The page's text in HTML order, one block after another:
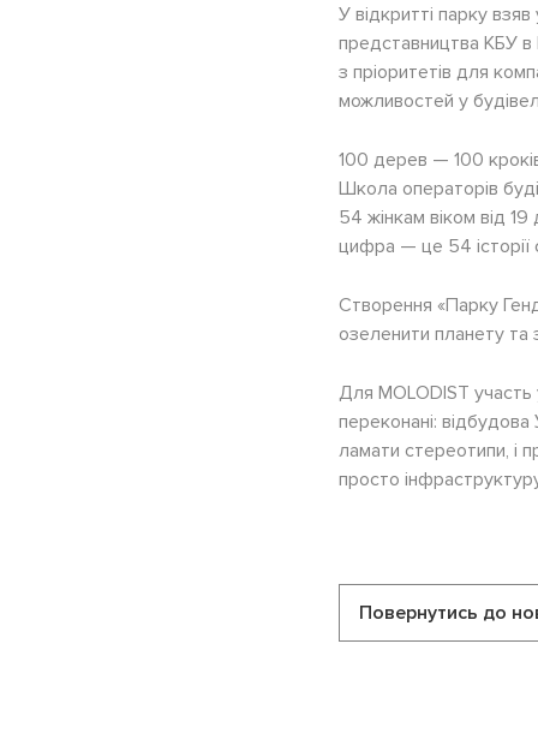
У відкритті парку
представництва КБУ в
з пріоритетів для
можливостей у
100 дерев — 100
Школа операторів
54 жінкам віком від
цифра — це 54 історії
Створення «Парку
озеленити планету та
Для MOLODIST участь
переконані:
ламати стереотипи, і
просто
Повернутись до